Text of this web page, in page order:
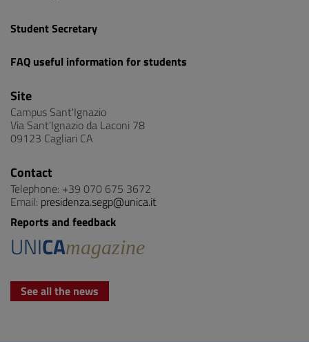
Student Secretary
FAQ useful information for students
Site
Campus Sant'Ignazio
Via Sant'Ignazio da Laconi 78
09123 Cagliari CA
Contact
Telephone: +39 070 675 3672
Email: presidenza.segp@unica.it
Reports and feedback
UNICAmagazine
See all the news